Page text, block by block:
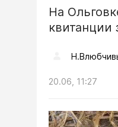
На
квитанции
20.06, 11:27